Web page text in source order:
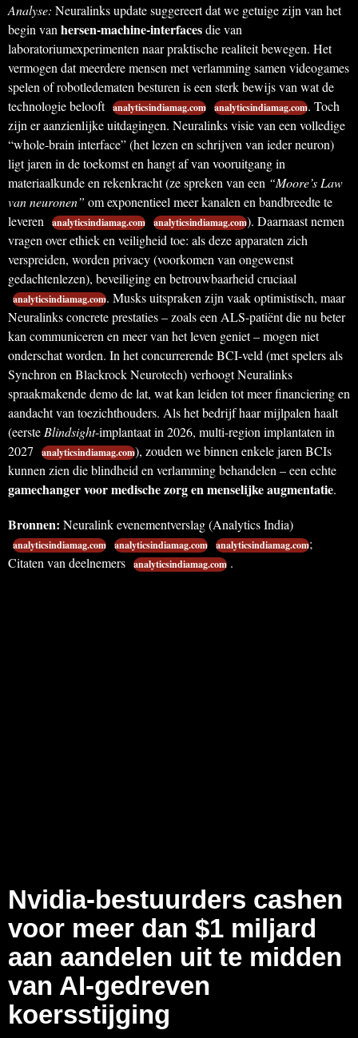
Analyse: Neuralinks update suggereert dat we getuige zijn van het
begin van hersen-machine-interfacesdie van
laboratoriumexperimenten naar praktische realiteit bewegen. Het
vermogen dat meerdere mensen met verlamming samen videogames
spelen of robotledematen besturen is een sterk bewijs van wat de
technologie belooft analyticsindiamag.com analyticsindiamag.com. Toch
zijn er aanzienlijke uitdagingen. Neuralinks visie van een volledige
“whole-brain interface” (het lezen en schrijven van ieder neuron)
ligt jaren in de toekomst en hangt af van vooruitgang in
materiaalkunde en rekenkracht (ze spreken van een “Moore’s Law
van neuronen” om exponentieel meer kanalen en bandbreedte te
leveren
analyticsindiamag.com analyticsindiamag.com). Daarnaast nemen
vragen over ethiek en veiligheid toe: als deze apparaten zich
verspreiden, worden privacy (voorkomen van ongewenst
gedachtenlezen), beveiliging en betrouwbaarheid cruciaal
analyticsindiamag.com. Musks uitspraken zijn vaak optimistisch, maar
Neuralinks concrete prestaties – zoals een ALS-patiënt die nu beter
kan communiceren en meer van het leven geniet – mogen niet
onderschat worden. In het concurrerende BCI-veld (met spelers als
Synchron en Blackrock Neurotech) verhoogt Neuralinks
spraakmakende demo de lat, wat kan leiden tot meer financiering en
aandacht van toezichthouders. Als het bedrijf haar mijlpalen haalt
(eerste Blindsight-implantaat in 2026, multi-region implantaten in
2027
analyticsindiamag.com), zouden we binnen enkele jaren BCIs
kunnen zien die blindheid en verlamming behandelen – een echte
gamechanger voor medische zorg en menselijke augmentatie.
Bronnen: Neuralink evenementverslag (Analytics India)
analyticsindiamag.com analyticsindiamag.com analyticsindiamag.com;
Citaten van deelnemers analyticsindiamag.com .
Nvidia-bestuurders cashen
voor meer dan $1 miljard
aan aandelen uit te midden
van AI-gedreven
koersstijging